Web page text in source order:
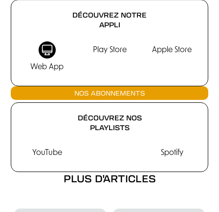
DÉCOUVREZ NOTRE
APPLI
Web App
Play Store Apple Store
NOS ABONNEMENTS
DÉCOUVREZ NOS
PLAYLISTS
YouTube Spotify
PLUS D'ARTICLES